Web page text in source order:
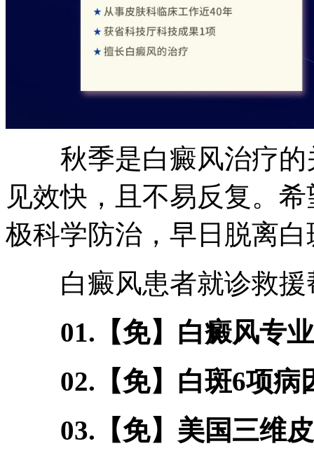
秋季是白癜风治疗的
见效快，且不易反复。
极科学防治，早日脱离
白癜风患者就诊救援
01.【免】白癜风专业
02.【免】白斑6项病
03.【免】美国三维皮